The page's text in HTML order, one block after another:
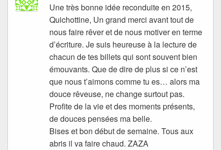
Une très bonne idée reconduite en 2015,
Quichottine, Un grand merci avant tout de
nous faire rêver et de nous motiver en terme
d’écriture. Je suis heureuse à la lecture de
chacun de tes billets qui sont souvent bien
émouvants. Que de dire de plus si ce n’est
que nous t’aimons comme tu es… alors ma
douce rêveuse, ne change surtout pas.
Profite de la vie et des moments présents,
de douces pensées ma belle.
Bises et bon début de semaine. Tous aux
abris il va faire chaud. ZAZA